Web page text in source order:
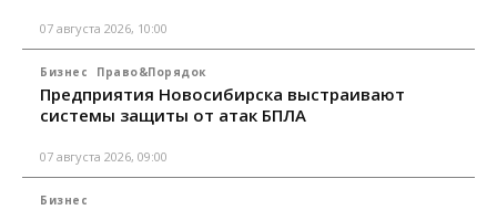
07 августа 2026, 10:00
Бизнес Право&Порядок
Предприятия Новосибирска выстраивают
системы защиты от атак БПЛА
07 августа 2026, 09:00
Бизнес